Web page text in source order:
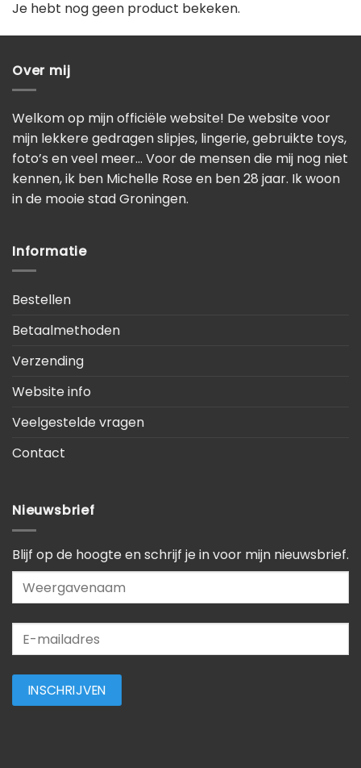
Je hebt nog geen product bekeken.
Over mij
Welkom op mijn officiële website! De website voor
mijn lekkere gedragen slipjes, lingerie, gebruikte toys,
foto’s en veel meer… Voor de mensen die mij nog niet
kennen, ik ben Michelle Rose en ben 28 jaar. Ik woon
in de mooie stad Groningen.
Informatie
Bestellen
Betaalmethoden
Verzending
Website info
Veelgestelde vragen
Contact
Nieuwsbrief
Blijf op de hoogte en schrijf je in voor mijn nieuwsbrief.